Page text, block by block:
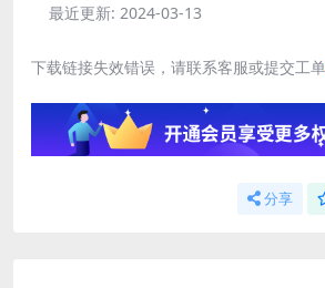
最近更新: 2024-03-13
下载链接失效错误，请联系客服或提交工单
分享